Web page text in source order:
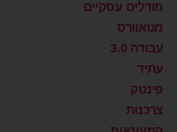
מודלים עסקיים
מטאוורס
עבודה 3.0
עתיד
פינטק
צרכנות